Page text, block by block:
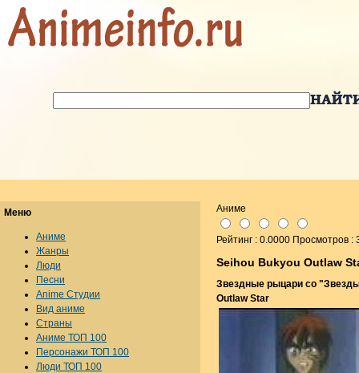
Аниме
Рейтинг : 0.0000 Просмотров :
Seihou Bukyou Outlaw
Звездные рыцари со
Outlaw Star
Меню
Аниме
Жанры
Люди
Песни
Anime Студии
Вид аниме
Страны
Аниме ТОП 100
Персонажи ТОП 100
Люди ТОП 100